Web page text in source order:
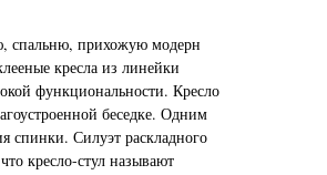
спальню, прихожую модерн
кресла из линейки
функциональности. Кресло
беседке. Одним
спинки. Силуэт раскладного
кресло-стул называют